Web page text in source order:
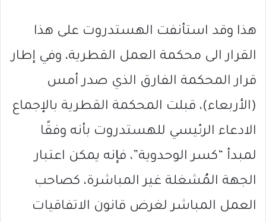
هذا وقد استأنفت الهستدروت على هذا
القرار الى محكمة العمل القطرية، وفي إطار
قرار المحكمة الفارق الذي صدر أمس
(الأربعاء)، قبلت المحكمة القطرية بالإجماع
الادعاء الرئيسي للهستدروت بأنه وفقًا
لمبدأ “كسر الوحدوية”، فإنه يمكن اعتبار
الجهة المُشغلة غير المباشرة، كصاحب
العمل المباشر لغرض قانون الاتفاقيات